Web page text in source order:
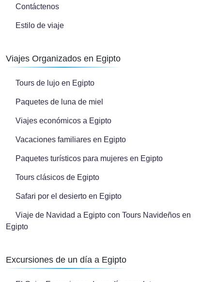
Contáctenos
Estilo de viaje
Viajes Organizados en Egipto
Tours de lujo en Egipto
Paquetes de luna de miel
Viajes económicos a Egipto
Vacaciones familiares en Egipto
Paquetes turísticos para mujeres en Egipto
Tours clásicos de Egipto
Safari por el desierto en Egipto
Viaje de Navidad a Egipto con Tours Navideños en
Egipto
Excursiones de un día a Egipto